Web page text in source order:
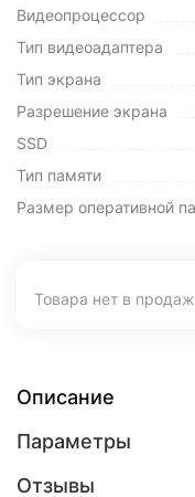
Видеопроцессор
Тип видеоадаптера
Тип экрана
Разрешение экрана
SSD
Тип памяти
Размер оперативной
Товара нет в
Описание
Параметры
Отзывы